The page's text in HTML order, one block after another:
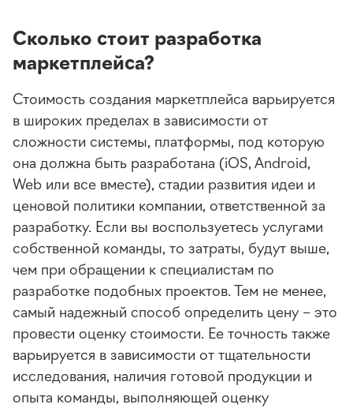
Сколько стоит разработка
маркетплейса?
Стоимость создания маркетплейса варьируется
в широких пределах в зависимости от
сложности системы, платформы, под которую
она должна быть разработана (iOS, Android,
Web или все вместе), стадии развития идеи и
ценовой политики компании, ответственной за
разработку. Если вы воспользуетесь услугами
собственной команды, то затраты, будут выше,
чем при обращении к специалистам по
разработке подобных проектов. Тем не менее,
самый надежный способ определить цену – это
провести оценку стоимости. Ее точность также
варьируется в зависимости от тщательности
исследования, наличия готовой продукции и
опыта команды, выполняющей оценку